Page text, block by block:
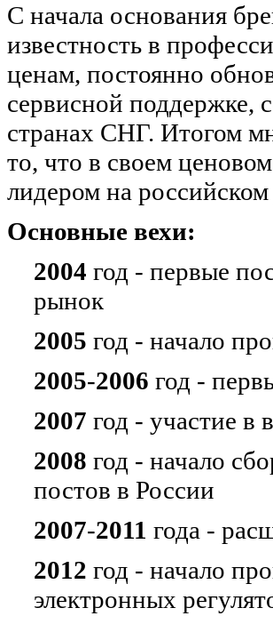
С начала основания
известность в
ценам, постоянно
сервисной поддержке,
странах СНГ. Итогом
то, что в своем
лидером на
Основные вехи:
2004 год - первые
рынок
2005 год - начало
2005-2006 год -
2007 год - участие
2008 год - начало
постов в России
2007-2011 года -
2012 год - начало
электронных